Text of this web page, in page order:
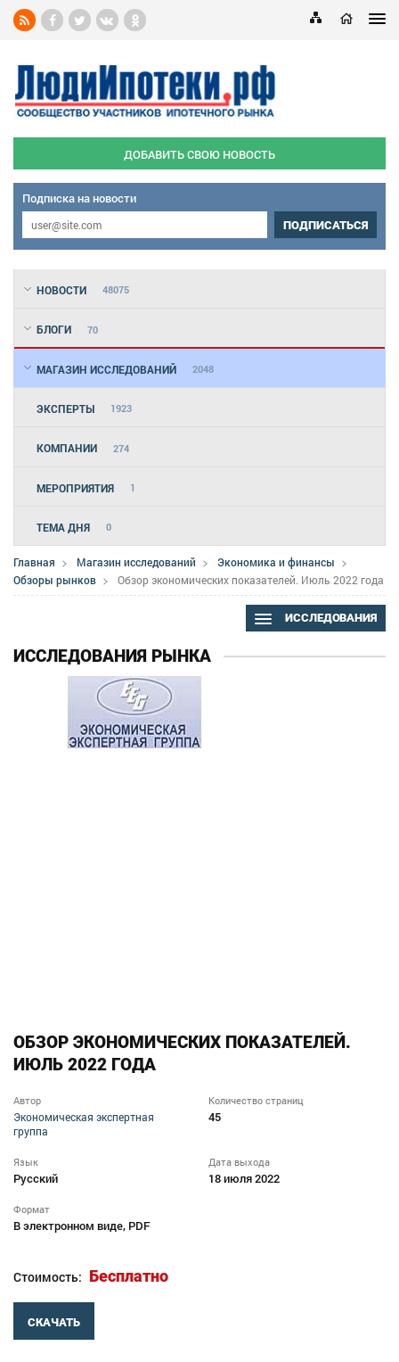
ДОБАВИТЬ СВОЮ НОВОСТЬ
Подписка на новости
ПОДПИСАТЬСЯ
НОВОСТИ 48075
БЛОГИ 70
МАГАЗИН ИССЛЕДОВАНИЙ 2048
ЭКСПЕРТЫ 1923
КОМПАНИИ 274
МЕРОПРИЯТИЯ 1
ТЕМА ДНЯ 0
Главная Магазин исследований
Экономика и финансы
Обзоры рынков
Обзор экономических показателей. Июль 2022 года
ИССЛЕДОВАНИЯ
ИССЛЕДОВАНИЯ РЫНКА
ОБЗОР ЭКОНОМИЧЕСКИХ ПОКАЗАТЕЛЕЙ.
ИЮЛЬ 2022 ГОДА
Автор
Экономическая экспертная
группа
Количество страниц
45
Язык
Русский
Дата выхода
18 июля 2022
Формат
В электронном виде, PDF
Стоимость: Бесплатно
СКАЧАТЬ